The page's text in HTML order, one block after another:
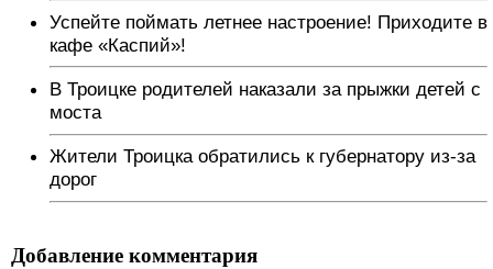
Успейте поймать летнее настроение! Приходите в
кафе «Каспий»!
В Троицке родителей наказали за прыжки детей с
моста
Жители Троицка обратились к губернатору из-за
дорог
Добавление комментария